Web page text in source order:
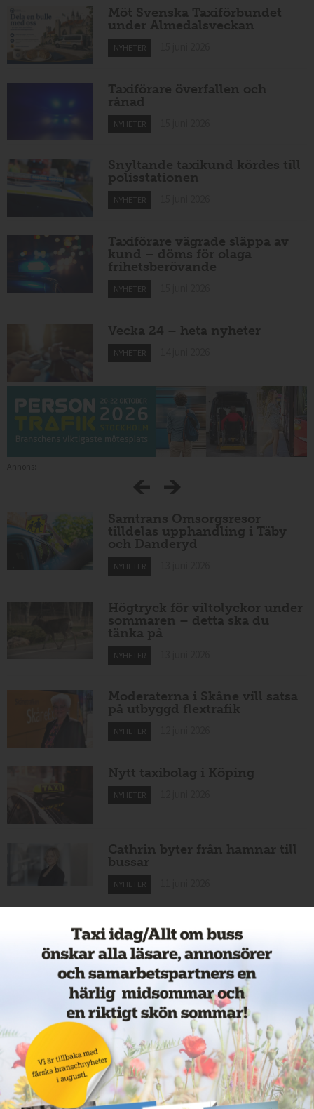
Möt Svenska Taxiförbundet
under Almedalsveckan
NYHETER
Taxiförare överfallen och
rånad
NYHETER
Snyltande taxikund kördes till
polisstationen
NYHETER
Taxiförare vägrade släppa av
kund – döms för olaga
frihetsberövande
NYHETER
Vecka 24 – heta nyheter
NYHETER
Samtrans Omsorgsresor
tilldelas upphandling i Täby
och Danderyd
NYHETER
Högtryck för viltolyckor under
sommaren – detta ska du
tänka på
NYHETER
Moderaterna i Skåne vill satsa
på utbyggd flextrafik
NYHETER
Nytt taxibolag i Köping
NYHETER
Cathrin byter från hamnar till
bussar
NYHETER
Nytt taxiföretag i Sigtuna
NYHETER
Nytt taxibolag i Borlänge
NYHETER 11 juni 2026
Taxibommar fick inte avsedd
effekt vid Lund C